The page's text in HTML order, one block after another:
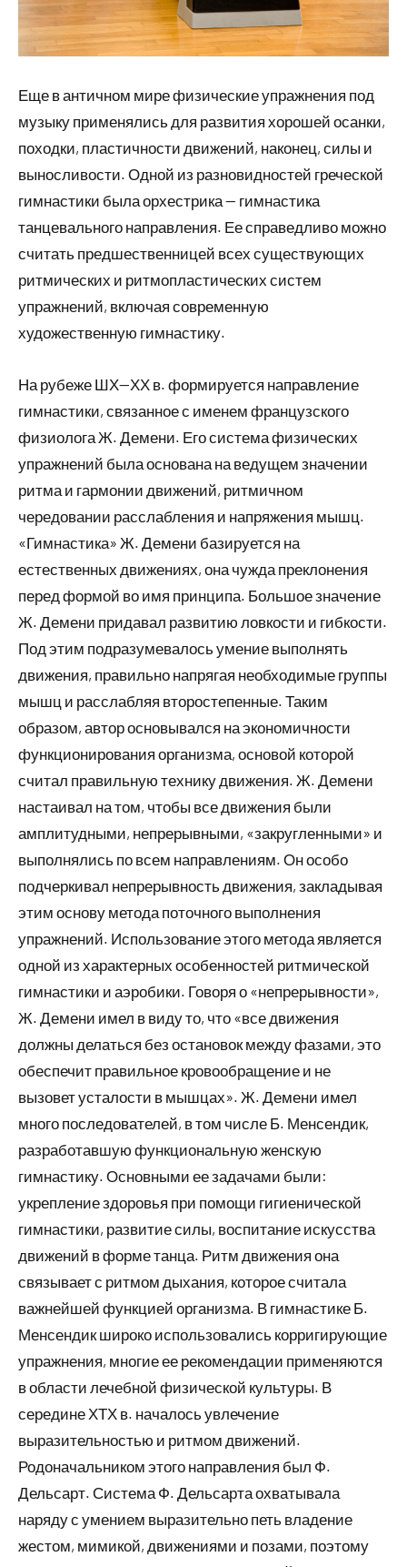
Еще в античном мире физические упражнения под
музыку применялись для развития хорошей осанки,
походки, пластичности движений, наконец, силы и
выносливости. Одной из разновидностей греческой
гимнастики была орхестрика — гимнастика
танцевального направления. Ее справедливо можно
считать предшественницей всех существующих
ритмических и ритмопластических систем
упражнений, включая современную
художественную гимнастику.
На рубеже ШХ—ХХ в. формируется направление
гимнастики, связанное с именем французского
физиолога Ж. Демени. Его система физических
упражнений была основана на ведущем значении
ритма и гармонии движений, ритмичном
чередовании расслабления и напряжения мышц.
«Гимнастика» Ж. Демени базируется на
естественных движениях, она чужда преклонения
перед формой во имя принципа. Большое значение
Ж. Демени придавал развитию ловкости и гибкости.
Под этим подразумевалось умение выполнять
движения, правильно напрягая необходимые группы
мышц и расслабляя второстепенные. Таким
образом, автор основывался на экономичности
функционирования организма, основой которой
считал правильную технику движения. Ж. Демени
настаивал на том, чтобы все движения были
амплитудными, непрерывными, «закругленными» и
выполнялись по всем направлениям. Он особо
подчеркивал непрерывность движения, закладывая
этим основу метода поточного выполнения
упражнений. Использование этого метода является
одной из характерных особенностей ритмической
гимнастики и аэробики. Говоря о «непрерывности»,
Ж. Демени имел в виду то, что «все движения
должны делаться без остановок между фазами, это
обеспечит правильное кровообращение и не
вызовет усталости в мышцах». Ж. Демени имел
много последователей, в том числе Б. Менсендик,
разработавшую функциональную женскую
гимнастику. Основными ее задачами были:
укрепление здоровья при помощи гигиенической
гимнастики, развитие силы, воспитание искусства
движений в форме танца. Ритм движения она
связывает с ритмом дыхания, которое считала
важнейшей функцией организма. В гимнастике Б.
Менсендик широко использовались корригирующие
упражнения, многие ее рекомендации применяются
в области лечебной физической культуры. В
середине ХТХ в. началось увлечение
выразительностью и ритмом движений.
Родоначальником этого направления был Ф.
Дельсарт. Система Ф. Дельсарта охватывала
наряду с умением выразительно петь владение
жестом, мимикой, движениями и позами, поэтому